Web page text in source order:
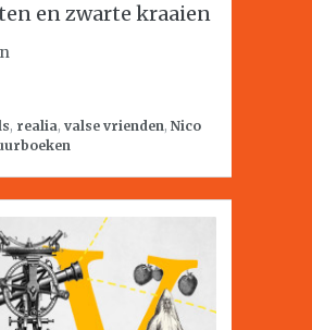
en zwarte kraaien
, realia, valse vrienden, Nico